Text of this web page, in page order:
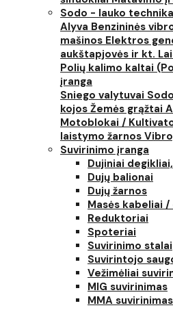
Sodo - lauko technika
Alyva Benzininės
mašinos Elektros
aukštapjovės ir kt.
Polių kalimo kaltai
įranga
Sniego valytuvai
kojos Žemės grąžtai
Motoblokai /
laistymo žarnos
Suvirinimo įranga
Dujiniai
Dujų balionai
Dujų žarnos
Masės kabeliai
Reduktoriai
Spoteriai
Suvirinimo stalai
Suvirintojo
Vežimėliai
MIG suvirinimas
MMA suvirinimas